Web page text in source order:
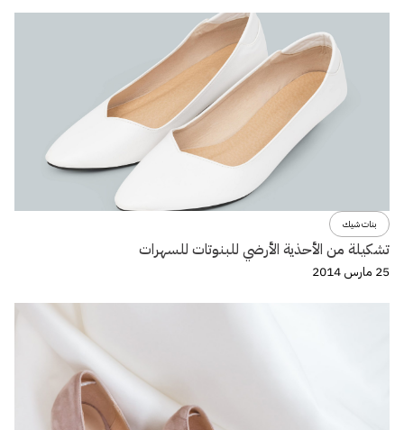
بنات شيك
تشكيلة من الأحذية الأرضي للبنوتات للسهرات
25 مارس 2014